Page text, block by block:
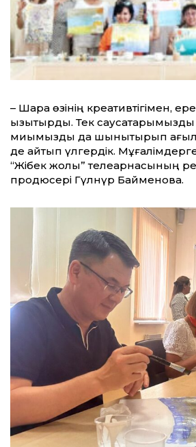
– Шара өзінің креативтігімен,
қызықтырды. Тек саусақтарымызды
миымызды да шынықтырып
де айтып үлгердік.
“Жібек жолы” телеарнасының
продюсері Гүлнүр Байменова.